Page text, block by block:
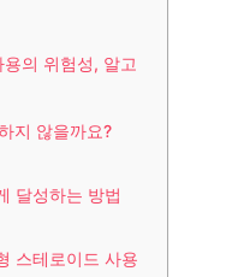
의 위험성, 알고
지 않을까요?
달성하는 방법
스테로이드 사용